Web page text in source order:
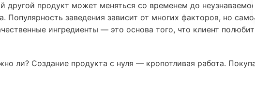
другой продукт может меняться со временем до
Популярность заведения зависит от многих факторов, но
ингредиенты — это основа того, что клиент
ли? Создание продукта с нуля — кропотливая работа.